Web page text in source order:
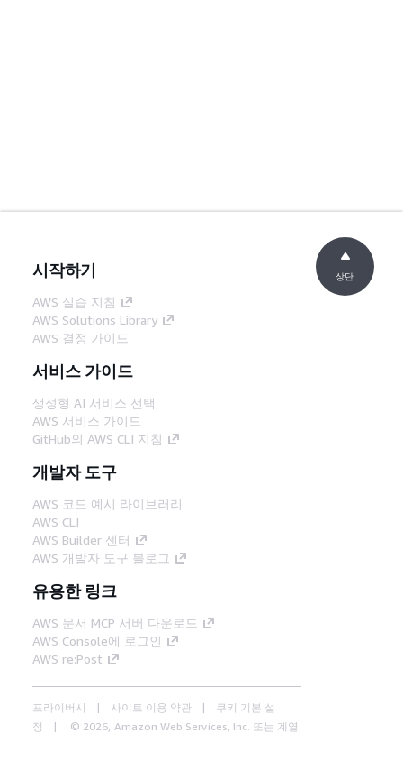
시작하기
AWS 실습 지침
AWS Solutions Library
AWS 결정 가이드
서비스 가이드
생성형 AI 서비스 선택
AWS 서비스 가이드
GitHub의 AWS CLI 지침
개발자 도구
AWS 코드 예시 라이브러리
AWS CLI
AWS Builder 센터
AWS 개발자 도구 블로그
유용한 링크
AWS 문서 MCP 서버 다운로드
AWS Console에 로그인
AWS re:Post
프라이버시 사이트 이용 약관
쿠키 기본 설
정
© 2026, Amazon Web Services, Inc. 또는 계열
상단